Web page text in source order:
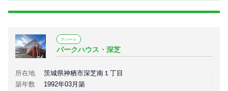
アパート
パークハウス・深芝
所在地
茨城県神栖市深芝南１丁目
築年数
1992年03月築